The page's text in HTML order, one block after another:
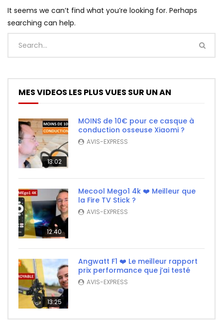
It seems we can’t find what you’re looking for. Perhaps
searching can help.
MES VIDEOS LES PLUS VUES SUR UN AN
13:02
MOINS de 10€ pour ce casque à
conduction osseuse Xiaomi ?
AVIS-EXPRESS
12:40
Mecool Mego1 4k ❤️ Meilleur que
la Fire TV Stick ?
AVIS-EXPRESS
13:25
Angwatt F1 ❤️ Le meilleur rapport
prix performance que j’ai testé
AVIS-EXPRESS